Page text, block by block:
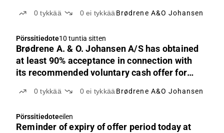
0tykkää 0ei tykkää Brødrene A&O Johansen
Pörssitiedote10 tuntia sitten
Brødrene A. & O. Johansen A/S has obtained
at least 90% acceptance in connection with
its recommended voluntary cash offer for
0tykkää 0ei tykkää Brødrene A&O Johansen
Pörssitiedoteeilen
Reminder of expiry of offer period today at